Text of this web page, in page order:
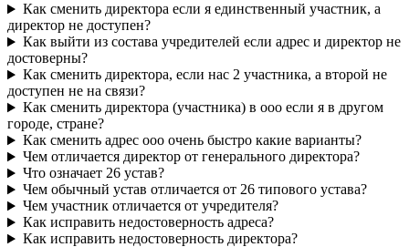
Как сменить директора если я единственный участник, а
директор не доступен?
Как выйти из состава учредителей если адрес и директор не
достоверны?
Как сменить директора, если нас 2 участника, а второй не
доступен не на связи?
Как сменить директора (участника) в ооо если я в другом
городе, стране?
Как сменить адрес ооо очень быстро какие варианты?
Чем отличается директор от генерального директора?
Что означает 26 устав?
Чем обычный устав отличается от 26 типового устава?
Чем участник отличается от учредителя?
Как исправить недостоверность адреса?
Как исправить недостоверность директора?